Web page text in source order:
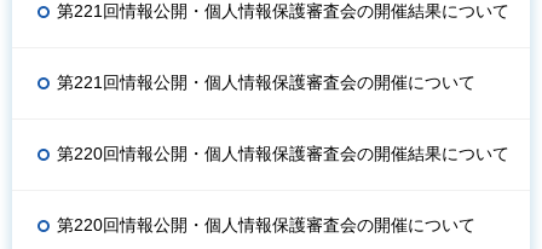
第221回情報公開・個人情報保護審査会の開催結果について
第221回情報公開・個人情報保護審査会の開催について
第220回情報公開・個人情報保護審査会の開催結果について
第220回情報公開・個人情報保護審査会の開催について